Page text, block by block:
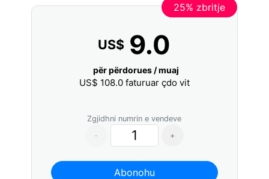
25% zbritje
US$ 9.0
për përdorues / muaj
US$ 108.0faturuar çdo vit
Zgjidhni numrin e vendeve
-
+
Abonohu